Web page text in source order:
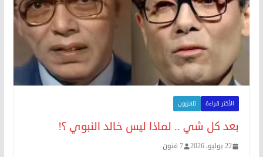
الأكثر قراءة تلفزيون
بعد كل شي .. لماذا ليس خالد النبوي ؟!
22 يوليو، 2026 7 فنون